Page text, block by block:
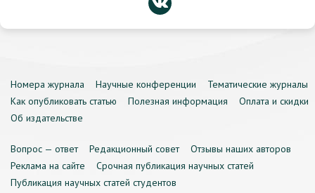
Номера журнала Научные конференции
Тематические журналы
Как опубликовать статью
Полезная информация
Оплата и скидки
Об издательстве
Вопрос — ответ Редакционный совет
Отзывы наших авторов
Реклама на сайте
Срочная публикация научных статей
Публикация научных статей студентов